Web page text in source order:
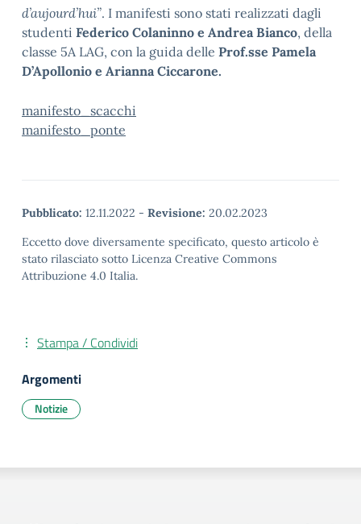
d’aujourd’hui”. I manifesti sono stati realizzati dagli
studenti Federico Colaninno e Andrea Bianco, della
classe 5A LAG, con la guida delle Prof.sse Pamela
D’Apollonio e Arianna Ciccarone.
manifesto_scacchi
manifesto_ponte
Pubblicato: 12.11.2022 - Revisione: 20.02.2023
Eccetto dove diversamente specificato, questo articolo è
stato rilasciato sotto Licenza Creative Commons
Attribuzione 4.0 Italia.
Stampa / Condividi
Argomenti
Notizie